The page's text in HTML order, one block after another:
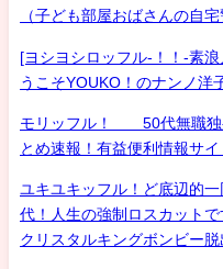
（子ども部屋おばさんの自
[ヨシヨシロッフル-！！-素
うこそYOUKO！のナンノ洋
モリッフル！ 50代無職独
とめ速報！有益便利情報サ
ユキユキッフル！ど底辺的
代！人生の強制ロスカット
クリスタルキングボンビー